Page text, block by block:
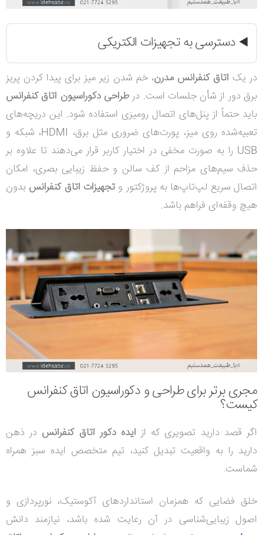
◀️ دسترسی به تجهیزات الکتریکی
در یک اتاق کنفرانس مدرن، خم شدن زیر میز برای پیدا کردن پریز
برق دور از شأن جلسات است. درطراحی دکوراسیون اتاق کنفرانس
باید حتماً از پنل‌های اتصال رومیزی استفاده شود. این دریچه‌های
تعبیه‌شده روی میز، پورت‌های ضروری مثل برق، HDMI، شبکه و
USB را به صورت مخفی در اختیار کاربر قرار می‌دهند تا علاوه بر
حذف سیم‌های مزاحم از کف سالن و حفظ زیبایی بصری، امکان
اتصال سریع لپ‌تاپ‌ها به پروژکتور و تجهیزات اتاق کنفرانس بدون
هیچ وقفه‌ای فراهم باشد.
مجری برتر برای طراحی و دکوراسیون اتاق کنفرانس
کیست؟
اگر قصد دارید تصویری که از ایده دکور اتاق کنفرانس در ذهن
دارید را به واقعیت تبدیل کنید، تیم متخصص ایده سبز همراه
شماست.
خلق فضایی که همزمان استانداردهای آکوستیک، نورپردازی و
اصول زیبایی‌شناسی در آن رعایت شده باشد، نیازمند دانش